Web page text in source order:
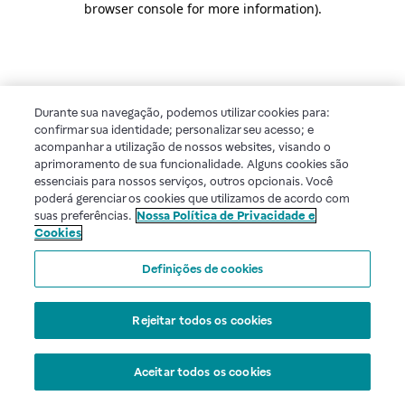
browser console for more information).
Durante sua navegação, podemos utilizar cookies para:
confirmar sua identidade; personalizar seu acesso; e
acompanhar a utilização de nossos websites, visando o
aprimoramento de sua funcionalidade. Alguns cookies são
essenciais para nossos serviços, outros opcionais. Você
poderá gerenciar os cookies que utilizamos de acordo com
suas preferências. Nossa Política de Privacidade e
Cookies
Definições de cookies
Rejeitar todos os cookies
Aceitar todos os cookies